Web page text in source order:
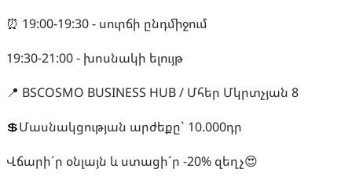
⏰ 19:00-19:30 - սուրճի ընդմիջում
19:30-21:00 - խոսնակի ելույթ
📍 BSCOSMO BUSINESS HUB / Մհեր Մկրտչյան 8
💲Մասնակցության արժեքը` 10.000դր
Վճարի´ր օնլայն և ստացի´ր -20% զեղչ😍